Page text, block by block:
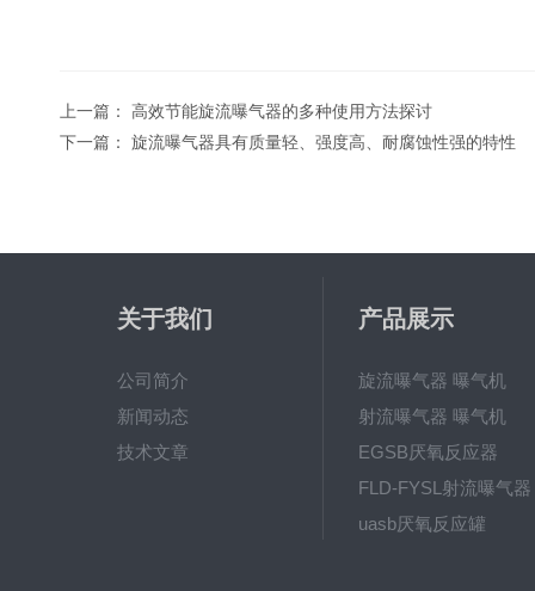
上一篇： 高效节能旋流曝气器的多种使用方法探讨
下一篇： 旋流曝气器具有质量轻、强度高、耐腐蚀性强的特性
关于我们
公司简介
新闻动态
技术文章
产品展示
旋流曝气器 曝气机
射流曝气器 曝气机
EGSB厌氧反应器
FLD-FYSL射流曝气器
uasb厌氧反应罐